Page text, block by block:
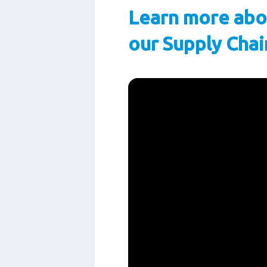
Learn more
our Supply